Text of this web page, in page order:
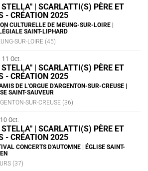
| SCARLATTI(S) PÈRE ET
- CRÉATION 2025
CULTURELLE DE MEUNG-SUR-LOIRE |
SAINT-LIPHARD
SUR-LOIRE (45)
11 Oct.
| SCARLATTI(S) PÈRE ET
- CRÉATION 2025
DE L'ORGUE D'ARGENTON-SUR-CREUSE |
SAINT-SAUVEUR
SUR-CREUSE (36)
Oct.
| SCARLATTI(S) PÈRE ET
- CRÉATION 2025
CONCERTS D'AUTOMNE | ÉGLISE SAINT-
(37)